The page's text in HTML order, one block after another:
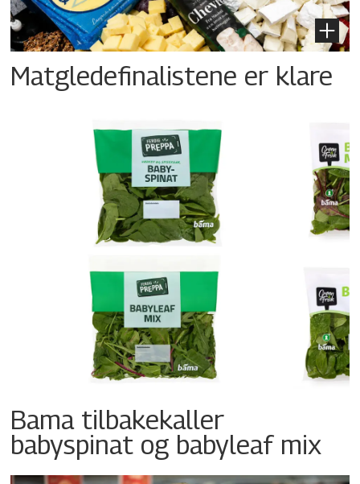
Matgledefinalistene er klare
Bama tilbakekaller
babyspinat og babyleaf mix